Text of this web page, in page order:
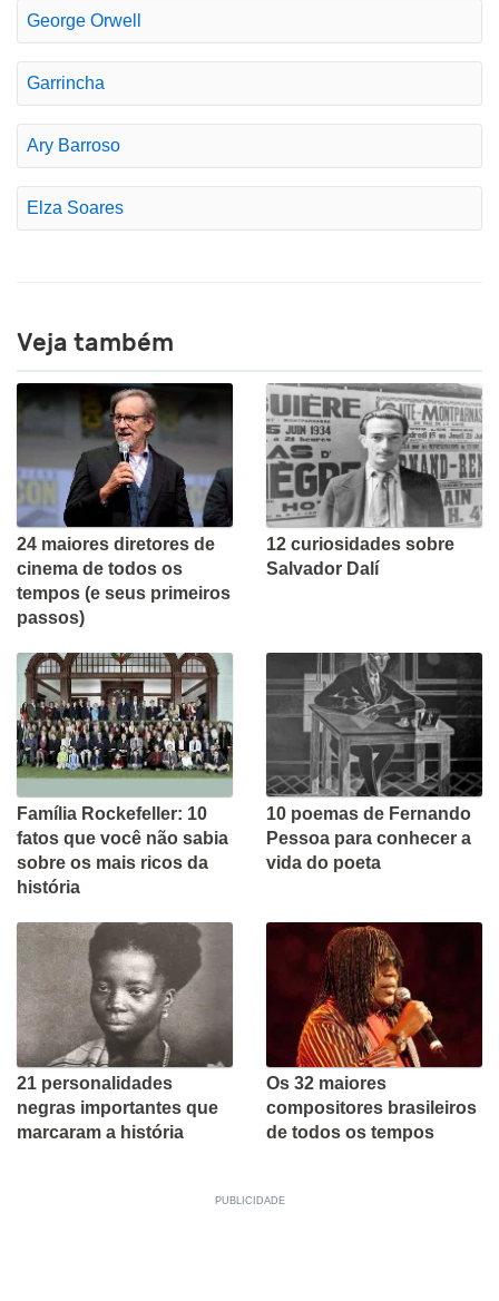
George Orwell
Garrincha
Ary Barroso
Elza Soares
Veja também
24 maiores diretores de
cinema de todos os
tempos (e seus primeiros
passos)
12 curiosidades sobre
Salvador Dalí
Família Rockefeller: 10
fatos que você não sabia
sobre os mais ricos da
história
10 poemas de Fernando
Pessoa para conhecer a
vida do poeta
21 personalidades
negras importantes que
marcaram a história
Os 32 maiores
compositores brasileiros
de todos os tempos